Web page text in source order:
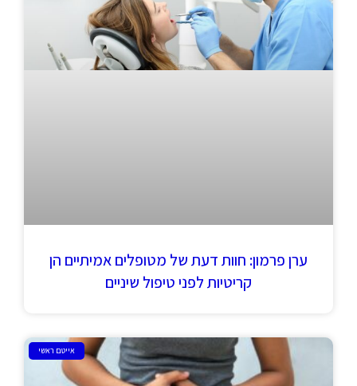
ערן פרמון: חוות דעת של מטופלים אמיתיים הן
קריטיות לפני טיפול שיניים
אייטם ראשי